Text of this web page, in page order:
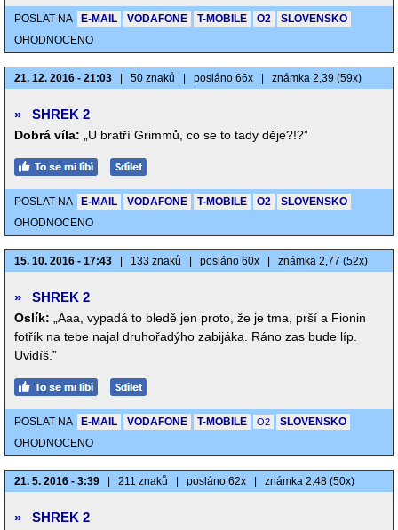
POSLAT NA E-MAIL VODAFONE T-MOBILE O2
SLOVENSKO
OHODNOCENO
21. 12. 2016 - 21:03 50 znaků posláno 66x známka 2,39 (59x)
» SHREK 2
Dobrá víla: „U bratří Grimmů, co se to tady děje?!?”
POSLAT NA E-MAIL VODAFONE T-MOBILE O2
SLOVENSKO
OHODNOCENO
15. 10. 2016 - 17:43 133 znaků posláno 60x známka 2,77 (52x)
» SHREK 2
Oslík:
„Aaa, vypadá to bledě jen proto, že je tma, prší a Fionin
fotřík na tebe najal druhořadýho zabijáka. Ráno zas bude líp.
Uvidíš.”
POSLAT NA E-MAIL VODAFONE T-MOBILE O2
SLOVENSKO
OHODNOCENO
21. 5. 2016 - 3:39 211 znaků posláno 62x známka 2,48 (50x)
» SHREK 2